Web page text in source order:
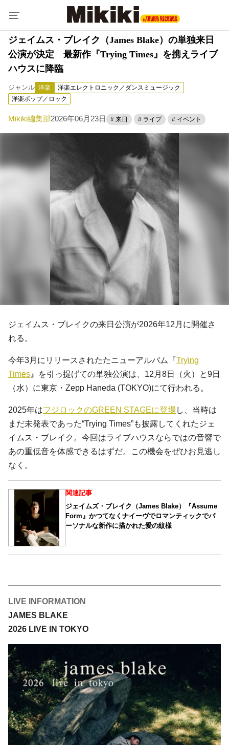
ジェイムス・ブレイク（James Blake）の単独来日
公演が決定 最新作『Trying Times』を携えライブ
ハウスに降臨
ジャンル 洋楽
洋楽エレクトロニック／ダンスミュージック
洋楽ポップ／ロック
Mikiki編集部2026年06月23日 # 来日 # ライブ # イベント
ジェイムス・ブレイクの来日公演が2026年12月に開催さ
れる。
今年3月にリリースされたたニューアルバム『Trying
Times 』を引っ提げての単独公演は、12月8日（火）と9日
（水）に東京・Zepp Haneda (TOKYO)にて行われる。
2025年はフジロックのGREEN STAGEに登場し、当時は
まだ未発表であった“Trying Times”も披露してくれたジェ
イムス・ブレイク。今回はライブハウスならではの音響で
あの重低音を体感できるはずだ。この機会をぜひお見逃し
なく。
関連記事
ジェイムズ・ブレイク（James Blake）『Assume
Form』かつてなくナイーヴでロマンティックでパ
ーソナルな新作に描かれた愛の紋様
LIVE INFORMATION
JAMES BLAKE
2026 LIVE IN TOKYO